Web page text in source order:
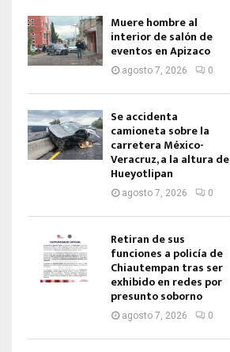
Muere hombre al
interior de salón de
eventos en Apizaco
agosto 7, 2026 0
Se accidenta
camioneta sobre la
carretera México-
Veracruz, a la altura de
Hueyotlipan
agosto 7, 2026 0
Retiran de sus
funciones a policía de
Chiautempan tras ser
exhibido en redes por
presunto soborno
agosto 7, 2026 0